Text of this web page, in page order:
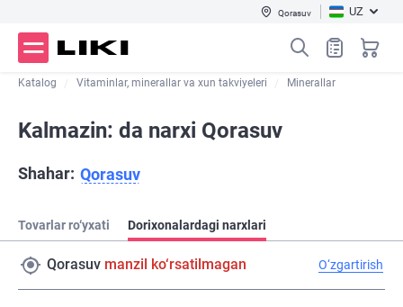
Qorasuv UZ
Katalog Vitaminlar, minerallar va xun takviyeleri Minerallar
Kalmazin: da narxi Qorasuv
Shahar: Qorasuv
Tovarlar ro‘yxati Dorixonalardagi narxlari
Qorasuv manzil ko‘rsatilmagan O‘zgartirish